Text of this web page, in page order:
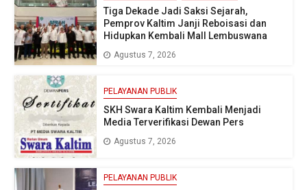
Tiga Dekade Jadi Saksi Sejarah,
Pemprov Kaltim Janji Reboisasi dan
Hidupkan Kembali Mall Lembuswana
Agustus 7, 2026
PELAYANAN PUBLIK
SKH Swara Kaltim Kembali Menjadi
Media Terverifikasi Dewan Pers
Agustus 7, 2026
PELAYANAN PUBLIK